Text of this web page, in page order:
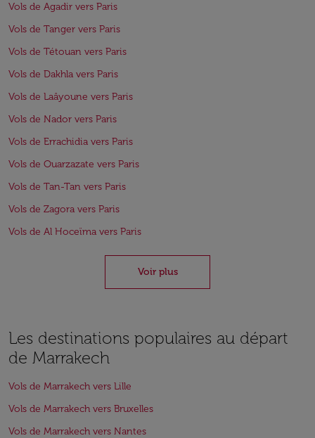
Vols de Agadir vers Paris
Vols de Tanger vers Paris
Vols de Tétouan vers Paris
Vols de Dakhla vers Paris
Vols de Laâyoune vers Paris
Vols de Nador vers Paris
Vols de Errachidia vers Paris
Vols de Ouarzazate vers Paris
Vols de Tan-Tan vers Paris
Vols de Zagora vers Paris
Vols de Al Hoceïma vers Paris
Voir plus
Les destinations populaires au départ
de Marrakech
Vols de Marrakech vers Lille
Vols de Marrakech vers Bruxelles
Vols de Marrakech vers Nantes